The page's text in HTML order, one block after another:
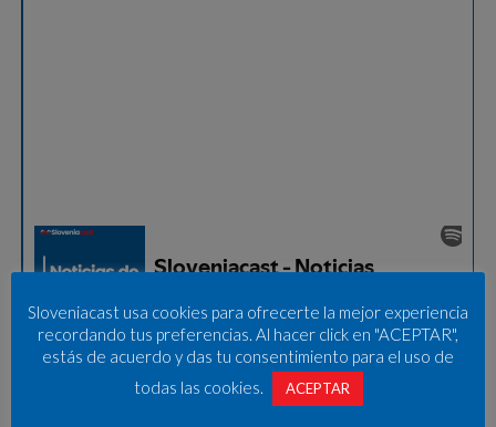
Sobre nosotros
Sloveniacast usa cookies para ofrecerte la mejor experiencia
recordando tus preferencias. Al hacer click en "ACEPTAR",
estás de acuerdo y das tu consentimiento para el uso de
todas las cookies.
ACEPTAR